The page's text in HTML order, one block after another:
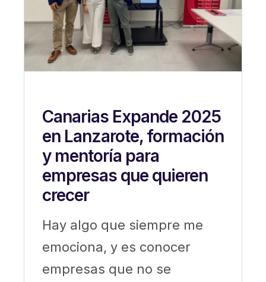
Canarias Expande 2025
en Lanzarote, formación
y mentoría para
empresas que quieren
crecer
Hay algo que siempre me
emociona, y es conocer
empresas que no se